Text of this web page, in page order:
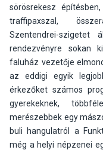
sörösrekesz
traffipaxszal,
Szentendrei-szigetet
rendezvényre sokan
faluház vezetője
az eddigi egyik
érkezőket számos
gyerekeknek,
merészebbek egy
buli hangulatról a
még a helyi népzenei